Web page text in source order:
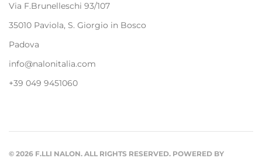
Via F.Brunelleschi 93/107
35010 Paviola, S. Giorgio in Bosco
Padova
info@nalonitalia.com
+39 049 9451060
© 2026 F.LLI NALON. ALL RIGHTS RESERVED. POWERED BY